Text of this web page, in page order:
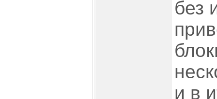
без
и в